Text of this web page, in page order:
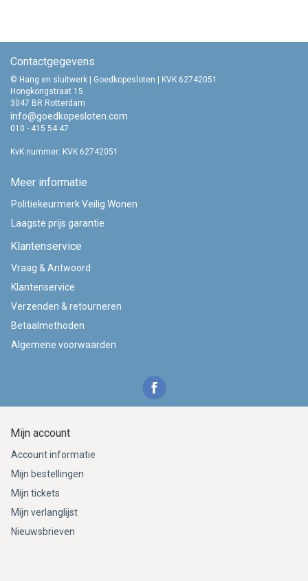
Contactgegevens
© Hang en sluitwerk | Goedkopesloten | KVK 62742051
Hongkongstraat 15
3047 BR Rotterdam
info@goedkopesloten.com
010 - 415 54 47
KvK nummer: KVK 62742051
Meer informatie
Politiekeurmerk Veilig Wonen
Laagste prijs garantie
Klantenservice
Vraag & Antwoord
Klantenservice
Verzenden & retourneren
Betaalmethoden
Algemene voorwaarden
Mijn account
Account informatie
Mijn bestellingen
Mijn tickets
Mijn verlanglijst
Nieuwsbrieven